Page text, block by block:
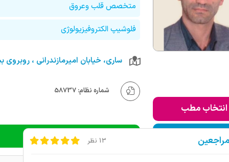
انتخاب مطب
به لیست من
متخصص قلب وعروق
فلوشیپ الکتروفیزیولوژی
شماره نظام: 58737
دریافت نوبت تلفنی 13 نظر